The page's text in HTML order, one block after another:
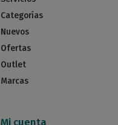
Categorías
Nuevos
Ofertas
Outlet
Marcas
Mi cuenta